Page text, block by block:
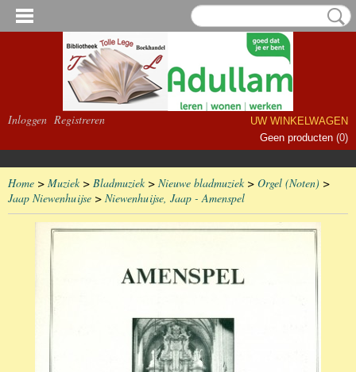
Inloggen Registreren
UW WINKELWAGEN
Geen producten (0)
Home > Muziek> Bladmuziek> Nieuwe bladmuziek> Orgel (Noten) >
Jaap Niewenhuijse > Niewenhuijse, Jaap - Amenspel